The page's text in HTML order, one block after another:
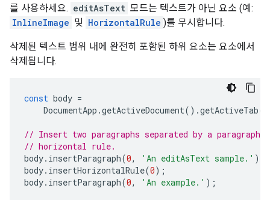
를 사용하세요. editAsText 모드는 텍스트가 아닌 요소 (예:
InlineImage 및 HorizontalRule )를 무시합니다.
삭제된 텍스트 범위 내에 완전히 포함된 하위 요소는 요소에서
삭제됩니다.
const body =
DocumentApp .getActiveDocument().getActiveTab
// Insert two paragraphs separated by a paragraph
// horizontal rule.
body. insertParagraph(0, 'An editAsText sample.' );
body. insertHorizontalRule(0);
body. insertParagraph(0, 'An example.' );